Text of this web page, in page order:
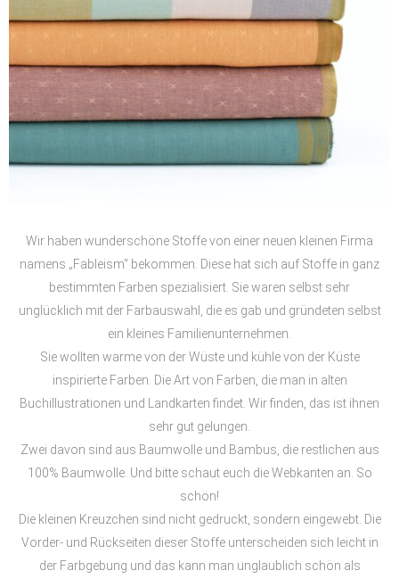
Wir haben wunderschöne Stoffe von einer neuen kleinen Firma
namens „Fableism“ bekommen. Diese hat sich auf Stoffe in ganz
bestimmten Farben spezialisiert. Sie waren selbst sehr
unglücklich mit der Farbauswahl, die es gab und gründeten selbst
ein kleines Familienunternehmen.
Sie wollten warme von der Wüste und kühle von der Küste
inspirierte Farben. Die Art von Farben, die man in alten
Buchillustrationen und Landkarten findet. Wir finden, das ist ihnen
sehr gut gelungen.
Zwei davon sind aus Baumwolle und Bambus, die restlichen aus
100% Baumwolle. Und bitte schaut euch die Webkanten an. So
schön!
Die kleinen Kreuzchen sind nicht gedruckt, sondern eingewebt. Die
Vorder- und Rückseiten dieser Stoffe unterscheiden sich leicht in
der Farbgebung und das kann man unglaublich schön als